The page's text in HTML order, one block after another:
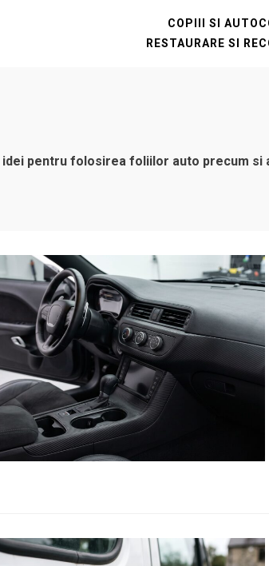
COPIII SI
RESTAURARE SI
pentru folosirea foliilor auto precum